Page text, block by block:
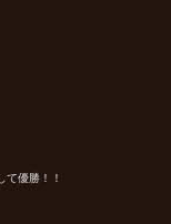
て優勝！！